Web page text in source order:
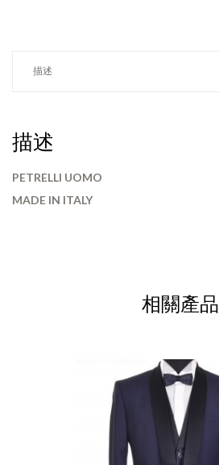
描述
描述
PETRELLI UOMO
MADE IN ITALY
相關產品